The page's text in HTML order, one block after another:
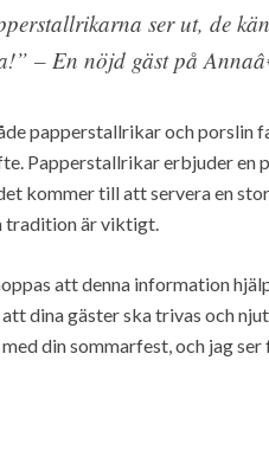
ser ut, de
– En nöjd gäst på
papperstallrikar och
Papperstallrikar erbjuder en
kommer till att servera en
tradition är viktigt.
att denna information
dina gäster ska trivas och
din sommarfest, och jag